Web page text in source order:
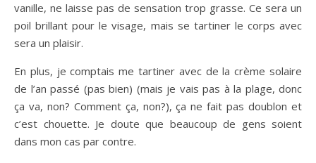
vanille, ne laisse pas de sensation trop grasse. Ce sera un
poil brillant pour le visage, mais se tartiner le corps avec
sera un plaisir.
En plus, je comptais me tartiner avec de la crème solaire
de l’an passé (pas bien) (mais je vais pas à la plage, donc
ça va, non? Comment ça, non?), ça ne fait pas doublon et
c’est chouette. Je doute que beaucoup de gens soient
dans mon cas par contre.